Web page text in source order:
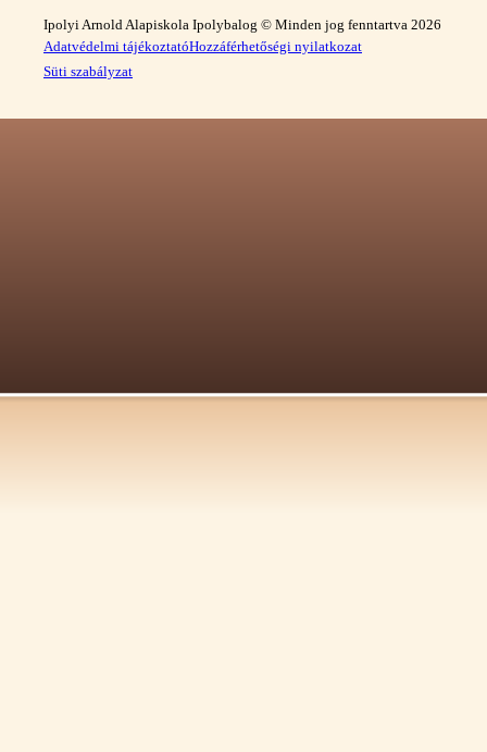
Ipolyi Arnold Alapiskola Ipolybalog © Minden jog fenntartva 2026
Adatvédelmi tájékoztatóHozzáférhetőségi nyilatkozat
Süti szabályzat